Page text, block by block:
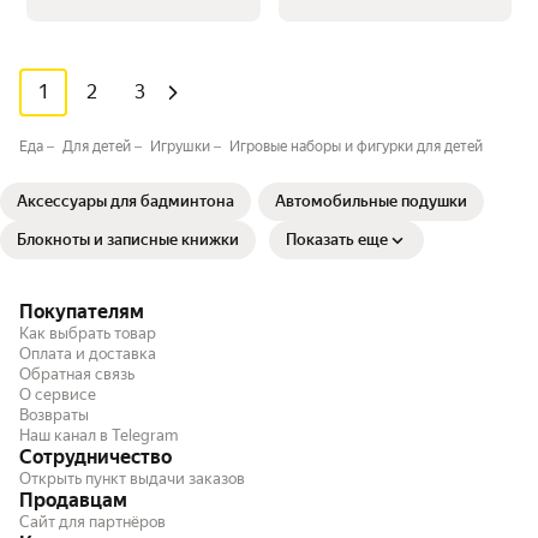
1 2 3
Еда Для детей Игрушки Игровые наборы и фигурки для детей
Аксессуары для бадминтона Автомобильные подушки
Блокноты и записные книжки Показать еще
Покупателям
Как выбрать товар
Оплата и доставка
Обратная связь
О сервисе
Возвраты
Наш канал в Telegram
Сотрудничество
Открыть пункт выдачи заказов
Продавцам
Сайт для партнёров